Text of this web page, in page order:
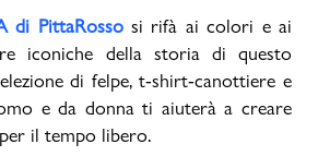
di PittaRossosi rifà ai colori e ai
iconiche della storia di questo
di felpe, t-shirt-canottiere e
e da donna ti aiuterà a creare
il tempo libero.